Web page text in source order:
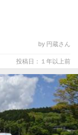
by 円蔵さん
投稿日：１年以上前